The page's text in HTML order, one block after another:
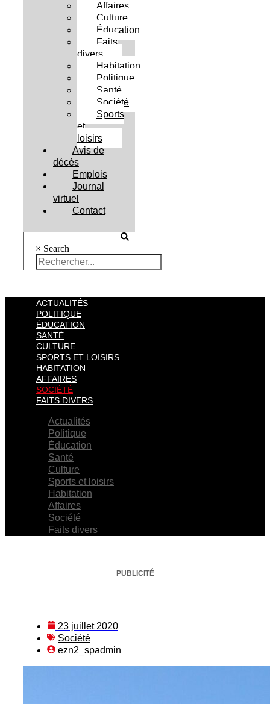
Affaires
Culture
Éducation
Faits
divers
Habitation
Politique
Santé
Société
Sports
et
loisirs
Avis de
décès
Emplois
Journal
virtuel
Contact
× Search
ACTUALITÉS
POLITIQUE
ÉDUCATION
SANTÉ
CULTURE
SPORTS ET LOISIRS
HABITATION
AFFAIRES
SOCIÉTÉ
FAITS DIVERS
Actualités
Politique
Éducation
Santé
Culture
Sports et loisirs
Habitation
Affaires
Société
Faits divers
PUBLICITÉ
23 juillet 2020
Société
ezn2_spadmin